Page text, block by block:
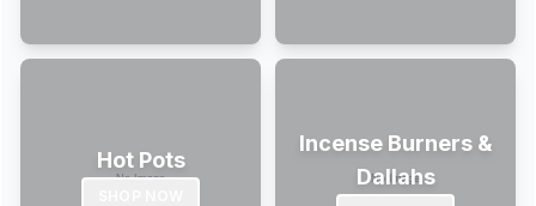
Hot Pots
Incense Burners &
Dallahs